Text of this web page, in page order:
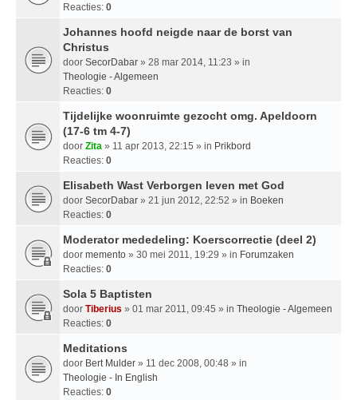
Reacties: 0
Johannes hoofd neigde naar de borst van
Christus
door SecorDabar » 28 mar 2014, 11:23 » in
Theologie - Algemeen
Reacties: 0
Tijdelijke woonruimte gezocht omg. Apeldoorn
(17-6 tm 4-7)
door Zita » 11 apr 2013, 22:15 » in Prikbord
Reacties: 0
Elisabeth Wast Verborgen leven met God
door SecorDabar » 21 jun 2012, 22:52 » in Boeken
Reacties: 0
Moderator mededeling: Koerscorrectie (deel 2)
door memento » 30 mei 2011, 19:29 » in Forumzaken
Reacties: 0
Sola 5 Baptisten
door Tiberius » 01 mar 2011, 09:45 » in Theologie - Algemeen
Reacties: 0
Meditations
door Bert Mulder » 11 dec 2008, 00:48 » in
Theologie - In English
Reacties: 0